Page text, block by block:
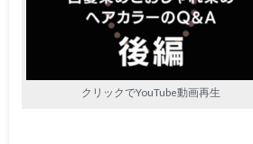
クリックでYouTube動画再生